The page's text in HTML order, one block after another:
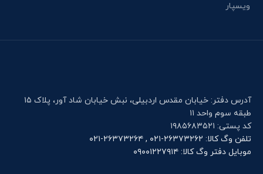
ویسپار
آدرس دفتر: خیابان مقدس اردبیلی، نبش خیابان شاد آور، پلاک ۱۵
طبقه سوم واحد ۱۱
کد پستی: ۱۹۸۵۶۸۳۵۲۱
تلفن وگ کالا: ۲۶۳۷۳۲۶۲-۰۲۱ , ۲۶۳۷۳۲۶۴-۰۲۱
موبایل دفتر وگ کالا: ۰۹۰۰۱۲۲۷۹۱۴